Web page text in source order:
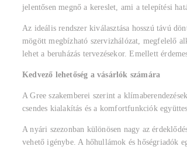
jelentősen megnő a kereslet, ami a telepítési
Az ideális rendszer kiválasztása hosszú távú
mögött megbízható szervizhálózat, megfelelő
lehet a beruházás tervezésekor. Emellett
Kedvező lehetőség a vásárlók számára
A Gree szakemberei szerint a
csendes kialakítás és a komfortfunkciók
A nyári szezonban különösen nagy az
vehető igénybe. A hőhullámok és hőségriadók